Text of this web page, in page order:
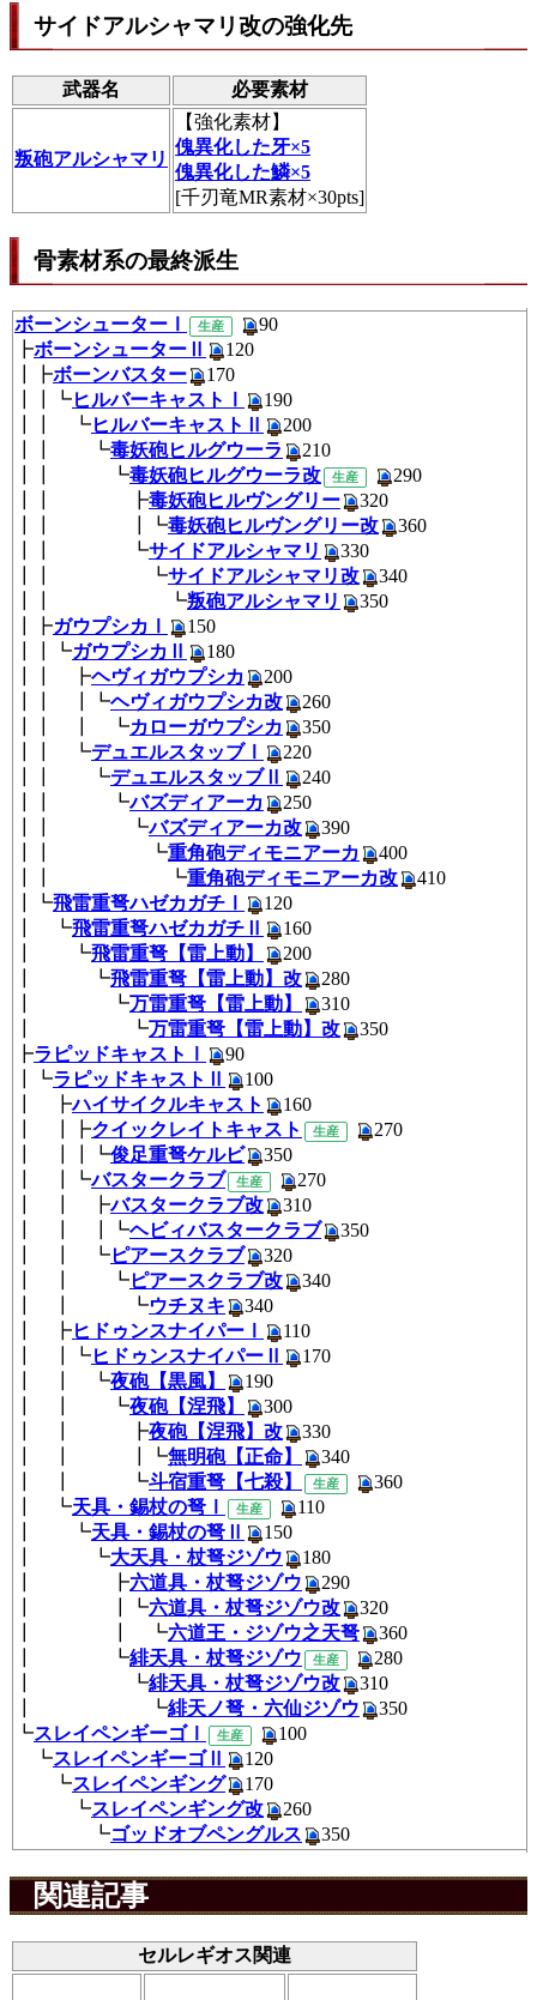
サイドアルシャマリ改の強化先
武器名 必要素材
叛砲アルシャマリ
【強化素材】
傀異化した牙×5
傀異化した鱗×5
[千刃竜MR素材×30pts]
骨素材系の最終派生
ボーンシューターⅠ 生産
┣ボーンシューターⅡ
120
┃┣ボーンバスター
170
┃┃┗ヒルバーキャストⅠ
190
┃┃ ┗ヒルバーキャストⅡ
200
┃┃ ┗毒妖砲ヒルグウーラ
210
┃┃ ┗毒妖砲ヒルグウーラ改 生産
┃┃ ┣毒妖砲ヒルヴングリー
320
┃┃ ┃┗毒妖砲ヒルヴングリー改
┃┃ ┗サイドアルシャマリ
330
┃┃ ┗サイドアルシャマリ改
340
┃┃ ┗叛砲アルシャマリ
350
┃┣ガウプシカⅠ
150
┃┃┗ガウプシカⅡ
180
┃┃ ┣ヘヴィガウプシカ
200
┃┃ ┃┗ヘヴィガウプシカ改
260
┃┃ ┃ ┗カローガウプシカ
350
┃┃ ┗デュエルスタッブⅠ
220
┃┃ ┗デュエルスタッブⅡ
240
┃┃ ┗バズディアーカ
250
┃┃ ┗バズディアーカ改
390
┃┃ ┗重角砲ディモニアーカ
400
┃┃ ┗重角砲ディモニアーカ改
┃┗飛雷重弩ハゼカガチⅠ
120
┃ ┗飛雷重弩ハゼカガチⅡ
160
┃ ┗飛雷重弩【雷上動】
200
┃ ┗飛雷重弩【雷上動】改
280
┃ ┗万雷重弩【雷上動】
310
┃ ┗万雷重弩【雷上動】改
350
┣ラピッドキャストⅠ
90
┃┗ラピッドキャストⅡ
100
┃ ┣ハイサイクルキャスト
160
┃ ┃┣クイックレイトキャスト 生産
┃ ┃┃┗俊足重弩ケルビ
350
┃ ┃┗バスタークラブ 生産
270
┃ ┃ ┣バスタークラブ改
310
┃ ┃ ┃┗ヘビィバスタークラブ
350
┃ ┃ ┗ピアースクラブ
320
┃ ┃ ┗ピアースクラブ改
340
┃ ┃ ┗ウチヌキ
340
┃ ┣ヒドゥンスナイパーⅠ
110
┃ ┃┗ヒドゥンスナイパーⅡ
170
┃ ┃ ┗夜砲【黒風】
190
┃ ┃ ┗夜砲【涅飛】
300
┃ ┃ ┣夜砲【涅飛】改
330
┃ ┃ ┃┗無明砲【正命】
340
┃ ┃ ┗斗宿重弩【七殺】 生産
360
┃ ┗天具・錫杖の弩Ⅰ 生産
110
┃ ┗天具・錫杖の弩Ⅱ
150
┃ ┗大天具・杖弩ジゾウ
180
┃ ┣六道具・杖弩ジゾウ
290
┃ ┃┗六道具・杖弩ジゾウ改
320
┃ ┃ ┗六道王・ジゾウ之天弩
360
┃ ┗緋天具・杖弩ジゾウ 生産
┃ ┗緋天具・杖弩ジゾウ改
310
┃ ┗緋天ノ弩・六仙ジゾウ
350
┗スレイペンギーゴⅠ 生産
┗スレイペンギーゴⅡ
120
┗スレイペンギング
170
┗スレイペンギング改
260
┗ゴッドオブペングルス 350
関連記事
セルレギオス関連